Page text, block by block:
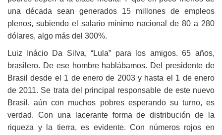
una década sean generados 15 millones de empleos
plenos, subiendo el salario mínimo nacional de 80 a 280
dólares, algo más del 300%.
Luiz Inácio Da Silva, “Lula” para los amigos.65 años,
brasilero. De ese hombre hablábamos. Del presidente de
Brasil desde el 1 de enero de 2003 y hasta el 1 de enero
de 2011. Se trata del principal responsable de este nuevo
Brasil, aún con muchos pobres esperando su turno, es
verdad. Con una lacerante forma de distribución de la
riqueza y la tierra, es evidente. Con números rojos en